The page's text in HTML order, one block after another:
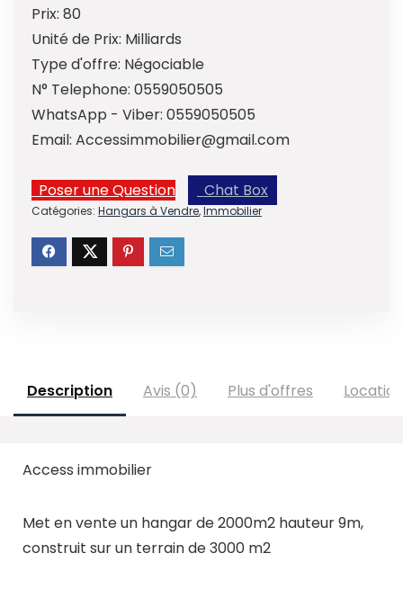
Prix: 80
Unité de Prix: Milliards
Type d'offre: Négociable
N° Telephone: 0559050505
WhatsApp - Viber: 0559050505
Email: Accessimmobilier@gmail.com
Poser une Question Chat Box
Catégories: Hangars à Vendre,Immobilier
Description Avis (0) Plus d'offres Location
Access immobilier
Met en vente un hangar de 2000m2 hauteur 9m,
construit sur un terrain de 3000 m2